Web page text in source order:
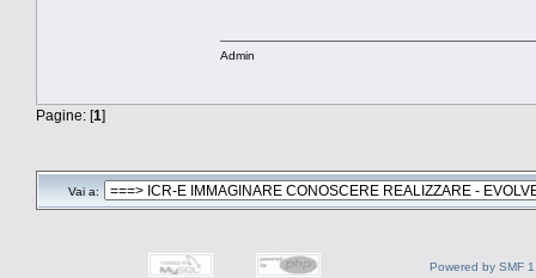
Admin
Pagine: [1]
Vai a:
Powered by SMF